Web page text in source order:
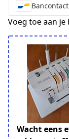
Bancontact
Voeg toe aan je
Wacht eens